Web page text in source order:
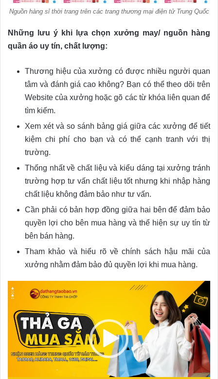
Nguồn hàng sỉ thời trang trên các trang thương mại điện tử Trung Quốc
Những lưu ý khi lựa chọn xưởng may/ nguồn hàng
quần áo uy tín, chất lượng:
Thương hiệu của xưởng có được nhiều người quan
tâm và đánh giá cao không? Bạn có thể theo dõi trên
Website của xưởng hoặc gõ các từ khóa liên quan để
tìm kiếm.
Xem xét và so sánh bảng giá giữa các xưởng để tiết
kiệm chi phí cho bạn và có thể cạnh tranh với thị
trường.
Thống nhất về chất liệu và kiểu dáng tại xưởng tránh
trường hợp tư vấn chất liệu tốt nhưng khi nhập hàng
chất liệu không đảm bảo như tư vấn.
Cần phải có bản hợp đồng giữa hai bên để đảm bảo
quyền lợi cho bên mua hàng và thể hiện sự uy tín từ
bên bán hàng.
Tham khảo và hiểu rõ về chính sách hậu mãi của
xưởng nhằm đảm bảo đủ quyền lợi khi mua hàng.
Video
Player